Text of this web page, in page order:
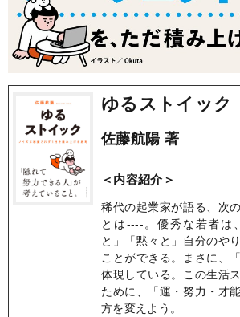
ゆるストイック
佐藤航陽 著
＜内容紹介＞
稀代の起業家が語る、次
とは----。優秀な若者は
と」「黙々と」自分のや
ことができる。まさに、
体現している。この生活
ために、「運・努力・才
方を変えよう。